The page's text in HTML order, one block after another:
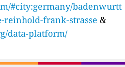
#city:germany/badenwurtt
reinhold-frank-strasse &
data-platform/